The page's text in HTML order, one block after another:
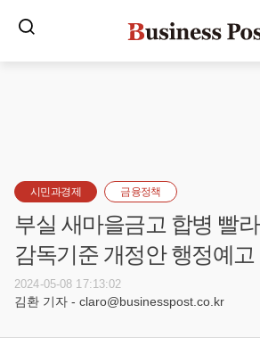
시민과경제 금융정책
부실 새마을금고 합병 빨
감독기준 개정안 행정예고
2024-05-08 17:13:02
김환 기자 - claro@businesspost.co.kr